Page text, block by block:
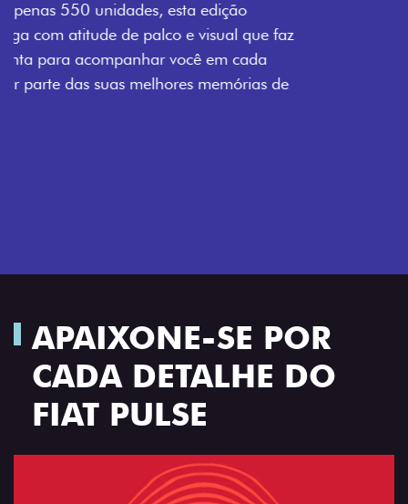
festival: série numerada, adesivo lateral LollaBR e a
soleira temática que reforçam a exclusividade,
enquanto os detalhes escurecidos, o teto bicolor e as
rodas de liga-leve aro 16” em preto brilhante
APAIXONE-SE POR
CADA DETALHE DO
FIAT PULSE